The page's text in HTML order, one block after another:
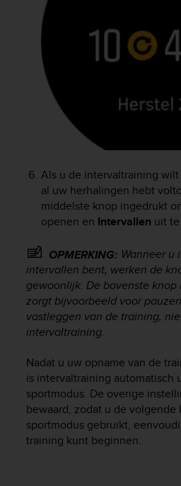
Als u de intervaltraining
al uw herhalingen hebt
middelste knop ingedrukt
openen en Intervallen uit
OPMERKING: Wanneer u
intervallen bent, werken de
gewoonlijk. De bovenste
zorgt bijvoorbeeld voor
vastleggen van de training,
intervaltraining.
Nadat u uw opname van de
is intervaltraining automatisch
sportmodus. De overige
bewaard, zodat u de volgende
sportmodus gebruikt,
training kunt beginnen.